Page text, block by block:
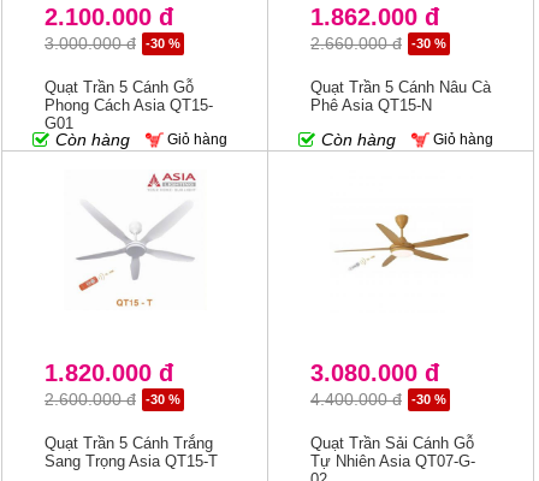
2.100.000 đ
3.000.000 đ -30 %
Quạt Trần 5 Cánh Gỗ
Phong Cách Asia QT15-
G01
Còn hàng Giỏ hàng
1.862.000 đ
2.660.000 đ -30 %
Quạt Trần 5 Cánh Nâu Cà
Phê Asia QT15-N
Còn hàng Giỏ hàng
1.820.000 đ
2.600.000 đ -30 %
Quạt Trần 5 Cánh Trắng
Sang Trọng Asia QT15-T
3.080.000 đ
4.400.000 đ -30 %
Quạt Trần Sải Cánh Gỗ
Tự Nhiên Asia QT07-G-